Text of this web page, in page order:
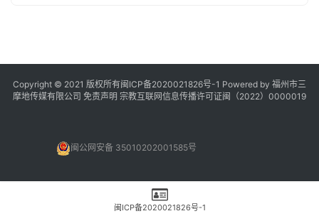
Copyright © 2021 版权所有闽ICP备2020021826号-1 Powered by 福州市三
摩地传媒有限公司 免责声明 宗教互联网信息传播许可证闽（2022）0000019
闽公网安备 35010202001585号
闽ICP备2020021826号-1